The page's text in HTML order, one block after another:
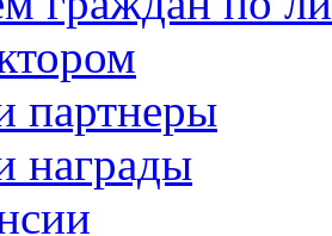
партнеры
награды